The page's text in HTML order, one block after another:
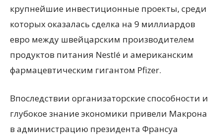
крупнейшие инвестиционные проекты, среди
которых оказалась сделка на 9 миллиардов
евро между швейцарским производителем
продуктов питания Nestlé и американским
фармацевтическим гигантом Pfizer.
Впоследствии организаторские способности и
глубокое знание экономики привели Макрона
в администрацию президента Франсуа